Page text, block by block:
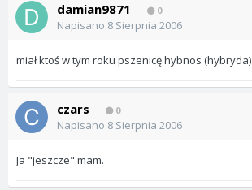
damian9871 0
Napisano 8 Sierpnia 2006
miał ktoś w tym roku pszenicę hybnos (hybryda)
czars 0
Napisano 8 Sierpnia 2006
Ja "jeszcze" mam.